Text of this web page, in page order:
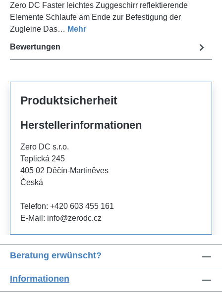
Zero DC Faster leichtes Zuggeschirr reflektierende
Elemente Schlaufe am Ende zur Befestigung der
Zugleine Das… Mehr
Bewertungen
Produktsicherheit
Herstellerinformationen
Zero DC s.r.o.
Teplická 245
405 02 Děčín-Martiněves
Česká
Telefon: +420 603 455 161
E-Mail: info@zerodc.cz
Beratung erwünscht?
Informationen